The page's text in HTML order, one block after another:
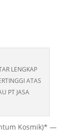
LENGKAP
ATAS
PT JASA
Kosmik)* —